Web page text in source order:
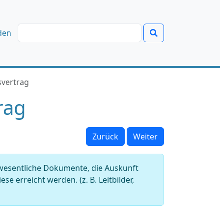
Zurück Weiter
Dokumente, die Auskunft
erreicht werden. (z. B. Leitbilder,